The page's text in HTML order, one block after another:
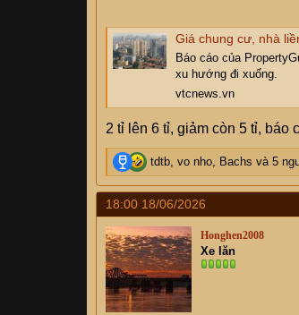
Giá chung cư, nhà
Báo cáo của
xu hướng đi xuống.
vtcnews.vn
2 tỉ lên 6 tỉ, giảm còn 5 tỉ, báo
R
e
a
c
t
i
o
n
s
:
tdtb vo nho Bachs và 5
18:00 18/06/2026
Honghen2008
Xe lăn